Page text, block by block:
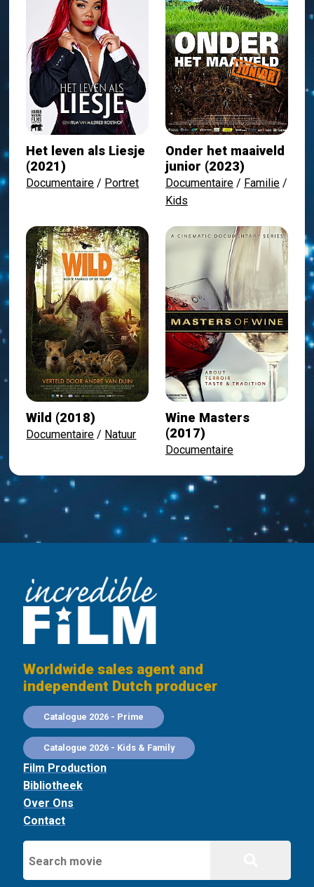
Het leven als Liesje
(2021)
Documentaire / Portret
Onder het maaiveld
junior (2023)
Documentaire/ Familie/
Kids
Wild (2018)
Documentaire / Natuur
Wine Masters
(2017)
Documentaire
Worldwide sales agent and
independent Dutch producer
Catalogue 2026 - Prime
Catalogue 2026 - Kids & Family
Film Production
Bibliotheek
Over Ons
Contact